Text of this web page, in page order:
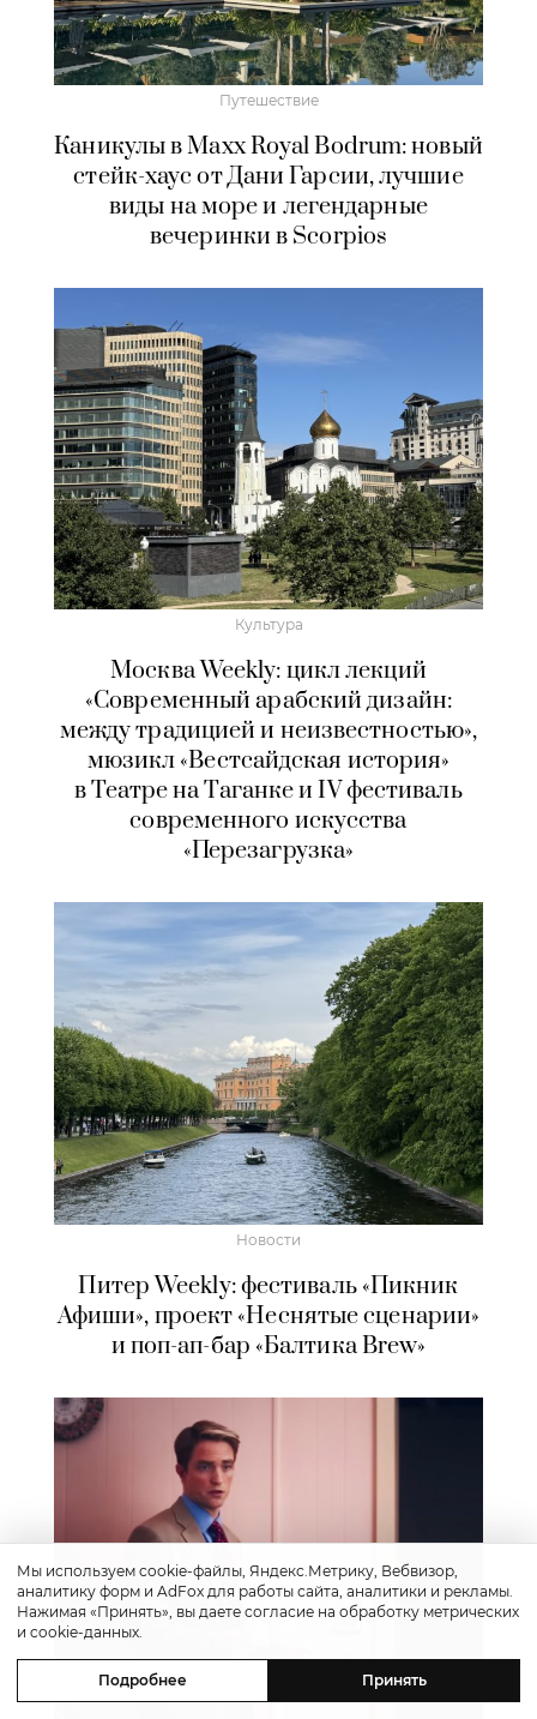
Путешествие
Каникулы в Maxx Royal Bodrum: новый
стейк-хаус от Дани Гарсии, лучшие
виды на море и легендарные
вечеринки в Scorpios
Культура
Москва Weekly: цикл лекций
«Современный арабский дизайн:
между традицией и неизвестностью»,
мюзикл «Вестсайдская история»
в Театре на Таганке и IV фестиваль
современного искусства
«Перезагрузка»
Новости
Питер Weekly: фестиваль «Пикник
Афиши», проект «Неснятые сценарии»
и поп-ап-бар «Балтика Brew»
Мы используем cookie-файлы, Яндекс.Метрику, Вебвизор,
аналитику форм и AdFox для работы сайта, аналитики и рекламы.
Нажимая «Принять», вы даете согласие на обработку метрических
и cookie-данных.
Подробнее Принять